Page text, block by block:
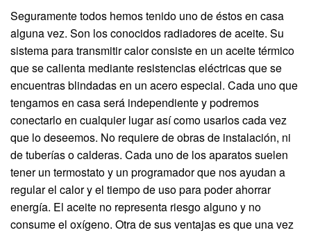
Seguramente todos hemos tenido uno de éstos en casa
alguna vez. Son los conocidos radiadores de aceite. Su
sistema para transmitir calor consiste en un aceite térmico
que se calienta mediante resistencias eléctricas que se
encuentras blindadas en un acero especial. Cada uno que
tengamos en casa será independiente y podremos
conectarlo en cualquier lugar así como usarlos cada vez
que lo deseemos. No requiere de obras de instalación, ni
de tuberías o calderas. Cada uno de los aparatos suelen
tener un termostato y un programador que nos ayudan a
regular el calor y el tiempo de uso para poder ahorrar
energía. El aceite no representa riesgo alguno y no
consume el oxígeno. Otra de sus ventajas es que una vez